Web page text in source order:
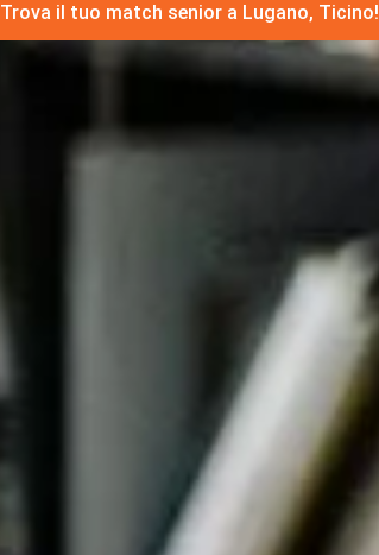
Trova il tuo match senior a Lugano, Ticino!